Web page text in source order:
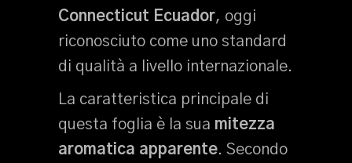
Connecticut Ecuador, oggi
riconosciuto come uno standard
di qualità a livello internazionale.
La caratteristica principale di
questa foglia è la sua mitezza
aromatica apparente. Secondo